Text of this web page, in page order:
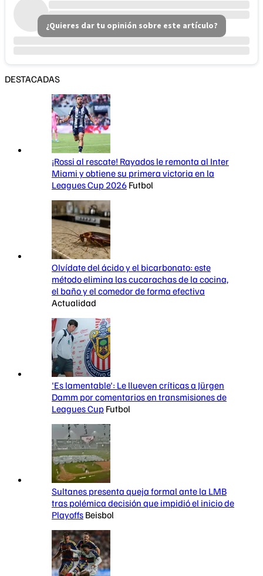
¿Quieres dar tu opinión sobre este artículo?
DESTACADAS
¡Rossi al rescate! Rayados le remonta al Inter
Miami y obtiene su primera victoria en la
Leagues Cup 2026 Futbol
Olvídate del ácido y el bicarbonato: este
método elimina las cucarachas de la cocina,
el baño y el comedor de forma efectiva
Actualidad
'Es lamentable': Le llueven críticas a Jürgen
Damm por comentarios en transmisiones de
Leagues Cup Futbol
Sultanes presenta queja formal ante la LMB
tras polémica decisión que impidió el inicio de
Playoffs Beisbol